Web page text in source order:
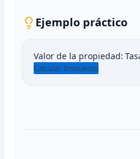
Ejemplo práctico
Valor de la propiedad:
Calcular Impuesto